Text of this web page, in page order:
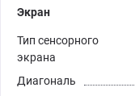
Экран
Тип сенсорного
экрана
Диагональ